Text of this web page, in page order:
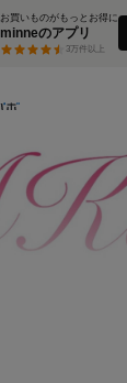
お買いものがもっとお得に
minneのアプリ
3万件以上